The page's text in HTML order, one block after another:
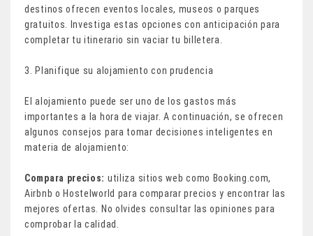
destinos ofrecen eventos locales, museos o parques
gratuitos. Investiga estas opciones con anticipación para
completar tu itinerario sin vaciar tu billetera.
3. Planifique su alojamiento con prudencia
El alojamiento puede ser uno de los gastos más
importantes a la hora de viajar. A continuación, se ofrecen
algunos consejos para tomar decisiones inteligentes en
materia de alojamiento:
Compara precios: utiliza sitios web como Booking.com,
Airbnb o Hostelworld para comparar precios y encontrar las
mejores ofertas. No olvides consultar las opiniones para
comprobar la calidad.